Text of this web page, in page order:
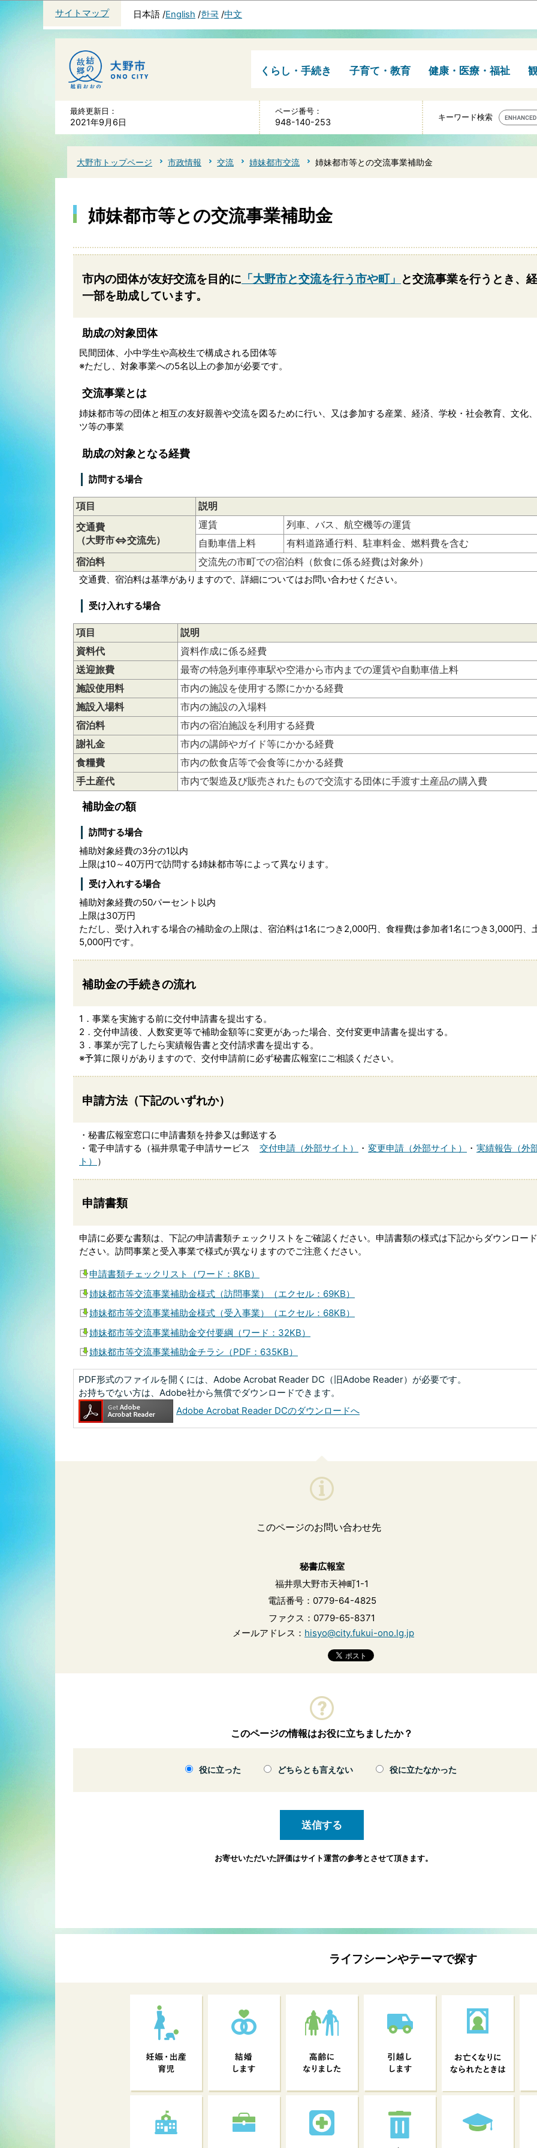
サイトマップ 日本語 English 한국 中文
くらし・手続き 子育て・教育 健康・医療・福祉
最終更新日：
2021年9月6日
ページ番号：
948-140-253 キーワード検索
大野市トップページ 市政情報 交流 姉妹都市交流 姉妹都市等との交流事業補助金
姉妹都市等との交流事業補助金
市内の団体が友好交流を目的に 「大野市と交流を行う市や町」 と交流事業を行うとき、
一部を助成しています。
助成の対象団体
民間団体、小中学生や高校生で構成される団体等
※ただし、対象事業への5名以上の参加が必要です。
交流事業とは
姉妹都市等の団体と相互の友好親善や交流を図るために行い、又は参加する産業、経済、学校・社会教育、文化
ツ等の事業
助成の対象となる経費
訪問する場合
項目
説明
交通費
（大野市⇔交流先）
運賃
列車、バス、航空機等の運賃
自動車借上料
有料道路通行料、駐車料金、燃料費を含む
宿泊料
交流先の市町での宿泊料（飲食に係る経費は対象外）
交通費、宿泊料は基準がありますので、詳細についてはお問い合わせください。
受け入れする場合
項目
説明
資料代
資料作成に係る経費
送迎旅費
最寄の特急列車停車駅や空港から市内までの運賃や自動車借上料
施設使用料
市内の施設を使用する際にかかる経費
施設入場料
市内の施設の入場料
宿泊料
市内の宿泊施設を利用する経費
謝礼金
市内の講師やガイド等にかかる経費
食糧費
市内の飲食店等で会食等にかかる経費
手土産代
市内で製造及び販売されたもので交流する団体に手渡す土産品の購入費
補助金の額
訪問する場合
補助対象経費の3分の1以内
上限は10～40万円で訪問する姉妹都市等によって異なります。
受け入れする場合
補助対象経費の50パーセント以内
上限は30万円
ただし、受け入れする場合の補助金の上限は、宿泊料は1名につき2,000円、食糧費は参加者1名につき3,000円、
5,000円です。
補助金の手続きの流れ
1．事業を実施する前に交付申請書を提出する。
2．交付申請後、人数変更等で補助金額等に変更があった場合、交付変更申請書を提出する。
3．事業が完了したら実績報告書と交付請求書を提出する。
※予算に限りがありますので、交付申請前に必ず秘書広報室にご相談ください。
申請方法（下記のいずれか）
・秘書広報室窓口に申請書類を持参又は郵送する
・電子申請する（福井県電子申請サービス 交付申請（外部サイト） ・ 変更申請（外部サイト） ・ 実績報告（外
ト） ）
申請書類
申請に必要な書類は、下記の申請書類チェックリストをご確認ください。申請書類の様式は下記からダウンロー
ださい。訪問事業と受入事業で様式が異なりますのでご注意ください。
申請書類チェックリスト（ワード：8KB）
姉妹都市等交流事業補助金様式（訪問事業）（エクセル：69KB）
姉妹都市等交流事業補助金様式（受入事業）（エクセル：68KB）
姉妹都市等交流事業補助金交付要綱（ワード：32KB）
姉妹都市等交流事業補助金チラシ（PDF：635KB）
PDF形式のファイルを開くには、Adobe Acrobat Reader DC（旧Adobe Reader）が必要です。
お持ちでない方は、Adobe社から無償でダウンロードできます。
Adobe Acrobat Reader DCのダウンロードへ
このページのお問い合わせ先
秘書広報室
福井県大野市天神町1-1
電話番号：0779-64-4825
ファクス：0779-65-8371
メールアドレス： hisyo@city.fukui-ono.lg.jp
このページの情報はお役に立ちましたか？
役に立った どちらとも言えない 役に立たなかった
お寄せいただいた評価はサイト運営の参考とさせて頂きます。
ライフシーンやテーマで探す